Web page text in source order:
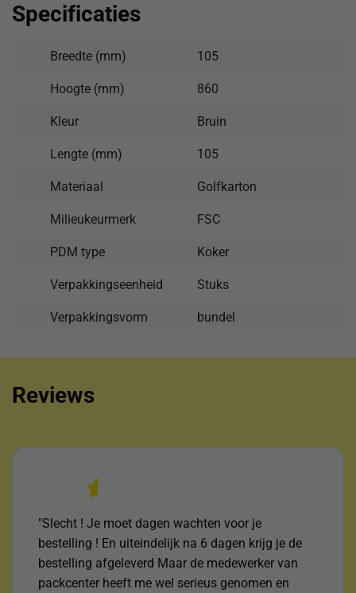
Specificaties
Breedte (mm) 105
Hoogte (mm) 860
Kleur Bruin
Lengte (mm) 105
Materiaal Golfkarton
Milieukeurmerk FSC
PDM type Koker
Verpakkingseenheid Stuks
Verpakkingsvorm bundel
Reviews
"Slecht ! Je moet dagen wachten voor je
bestelling ! En uiteindelijk na 6 dagen krijg je de
bestelling afgeleverd Maar de medewerker van
packcenter heeft me wel serieus genomen en